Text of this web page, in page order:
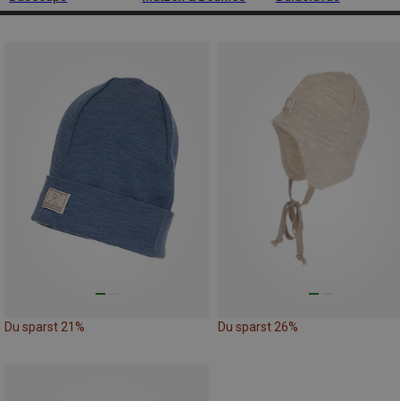
Du sparst 21% Du sparst 26%